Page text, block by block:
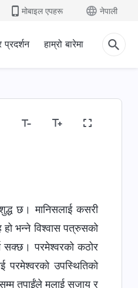
मोबाइल एपहरू नेपाली
प्रदर्शन हाम्रो बारेमा
छ। मानिसलाई कसरी
हो भन्‍ने विश्‍वास पत्रुसको
सक्छ। परमेश्‍वरको कठोर
उपस्थितिको
तपाईंले मलाई सजाय र